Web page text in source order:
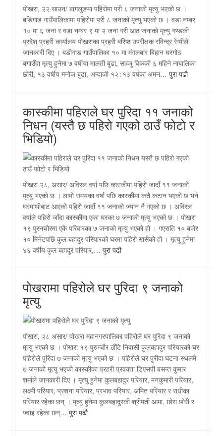
पोखरा, २२ साउन/ बागलुङमा पहिरोमा परी ८ जनाको मृत्यु भएको छ ।
बडिगाड गाउँपालिकामा पहिरोमा परी ८ जनाको मृत्यु भएको छ । वडा नम्बर
१० मा ६ जना र वडा नम्बर ९ मा २ जना गरी आठ जनाको मृत्यु गण्डकी
प्रदेश प्रहरी कार्यालय पोखराका प्रहरी बरिष्ठ उपरीक्षक रविन्द्र रेग्मीले
जानकारी दिए । बडीगाड गाउँपालिका १० मा मंगलबार बिहान घरगोठ
बगाउँदा मृत्यु हुनेमा ७ वर्षीया मालती बुढा, सञ्जु विककी ६ महिने नाबालिका
छोरी, १३ वर्षीय मनोज बुढा, अन्दाजी १२÷१३ वर्षका अमन… पुरा पढौ
कास्कीमा पहिराले घर पुरिदा ११ जनाको
निधन (यस्तै छ पहिरो गएको ठाउँ फोटो र
भिडियो)
पोखरा २८, असार/ अविरल वर्षा पछि कास्कीमा पहिरो जादाँ ११ जनाको
मृत्यु भएको छ । लामो समयका वर्षा पछि कास्कीमा कतै कटान भएको छ भने
घरमाथीबाट आएको पहिरो जादाँ ११ जनाको ज्यान नै गएको छ । अविरल
वर्षाले पहिरो जाँदा कास्कीमा एका घरका ७ जनाको मृत्यु भएको छ । पोखरा
१९ पुरनचौरमा एकै परिवारका ७ जनाको मृत्यु भएको हो । गएराति १० बजेर
१० मिनेटपछि कुल बहादुर परियारको घरमा पहिरो खसेको हो । मृत्यु हुनेमा
४६ वर्षीय कुल बहादुर परियार,… पुरा पढौ
पोखरामा पहिरोले घर पुरिदा ९ जनाको
मृत्यु
पोखरा, २८ असार/ पोखरा महानगरपालिका पहिरोले घर पुरिदा ९ जनाको
मृत्यु भएको छ । पोखरा १९ पुरुन्चौर ठाँटि निवासी कुलबहादुर परियारको घर
पहिरोले पुरिदा ७ जनाको मृत्यु भएको छ । पहिरोले घर पुरीदा घटना स्थलमै
७ जनाको मृत्यु भएको कास्कीका प्रहरी प्रवक्ता डिएसपी बसन्त कुमार
शर्माले जानकारी दिए । मृत्यु हुनेमा कुलबहादुर परियार, मनकुमारी परियार,
लक्ष्मी परियार, प्रशना परियार, प्रभाव परियार, अमित परियार र राधीका
परियार रहेका छन् । मृत्यु हुनेमा कुलबहादुरकी श्रीमती आमा, छोरा छोरी र
ज्वाइ रहेका छन्… पुरा पढौ